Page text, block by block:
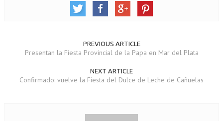
PREVIOUS ARTICLE
Presentan la Fiesta Provincial de la Papa en Mar del Plata
NEXT ARTICLE
Confirmado: vuelve la Fiesta del Dulce de Leche de Cañuelas